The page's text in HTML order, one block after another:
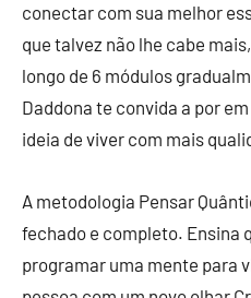
conectar com sua melhor
que talvez não lhe cabe
longo de 6 módulos
Daddona te convida a por
ideia de viver com mais
A metodologia Pensar
fechado e completo. Ensina
programar uma mente para